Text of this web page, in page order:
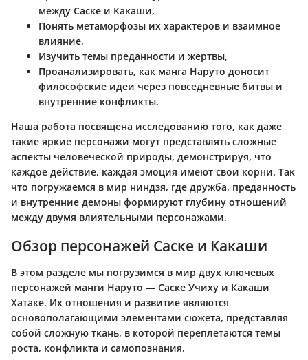
между Саске и Какаши,
Понять метаморфозы их характеров и взаимное
влияние,
Изучить темы преданности и жертвы,
Проанализировать, как манга Наруто доносит
философские идеи через повседневные битвы и
внутренние конфликты.
Наша работа посвящена исследованию того, как даже
такие яркие персонажи могут представлять сложные
аспекты человеческой природы, демонстрируя, что
каждое действие, каждая эмоция имеют свои корни. Так
что погружаемся в мир ниндзя, где дружба, преданность
и внутренние демоны формируют глубину отношений
между двумя влиятельными персонажами.
Обзор персонажей Саске и Какаши
В этом разделе мы погрузимся в мир двух ключевых
персонажей манги Наруто — Саске Учиху и Какаши
Хатаке. Их отношения и развитие являются
основополагающими элементами сюжета, представляя
собой сложную ткань, в которой переплетаются темы
роста, конфликта и самопознания.